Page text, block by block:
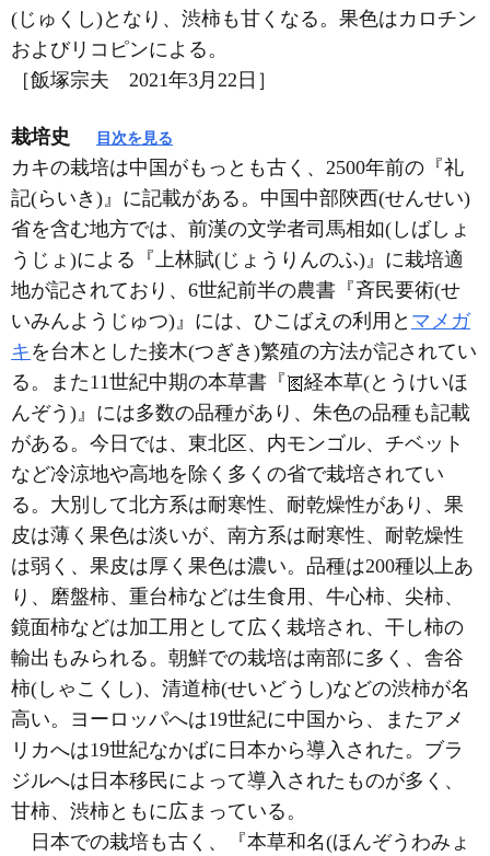
(じゅくし)となり、渋柿も甘くなる。果色はカロチン
およびリコピンによる。
［飯塚宗夫 2021年3月22日］
栽培史 目次を見る
カキの栽培は中国がもっとも古く、2500年前の『礼
記(らいき)』に記載がある。中国中部陝西(せんせい)
省を含む地方では、前漢の文学者司馬相如(しばしょ
うじょ)による『上林賦(じょうりんのふ)』に栽培適
地が記されており、6世紀前半の農書『斉民要術(せ
いみんようじゅつ)』には、ひこばえの利用と マメガ
キ を台木とした接木(つぎき)繁殖の方法が記されてい
る。また11世紀中期の本草書『
経本草(とうけいほ
んぞう)』には多数の品種があり、朱色の品種も記載
がある。今日では、東北区、内モンゴル、チベット
など冷涼地や高地を除く多くの省で栽培されてい
る。大別して北方系は耐寒性、耐乾燥性があり、果
皮は薄く果色は淡いが、南方系は耐寒性、耐乾燥性
は弱く、果皮は厚く果色は濃い。品種は200種以上あ
り、磨盤柿、重台柿などは生食用、牛心柿、尖柿、
鏡面柿などは加工用として広く栽培され、干し柿の
輸出もみられる。朝鮮での栽培は南部に多く、舎谷
柿(しゃこくし)、清道柿(せいどうし)などの渋柿が名
高い。ヨーロッパへは19世紀に中国から、またアメ
リカへは19世紀なかばに日本から導入された。ブラ
ジルへは日本移民によって導入されたものが多く、
甘柿、渋柿ともに広まっている。
日本での栽培も古く、『本草和名(ほんぞうわみょ